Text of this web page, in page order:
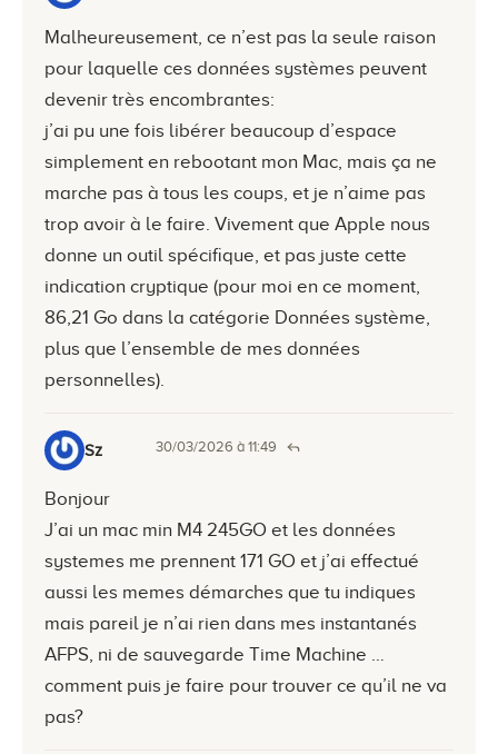
Malheureusement, ce n’est pas la seule raison
pour laquelle ces données systèmes peuvent
devenir très encombrantes:
j’ai pu une fois libérer beaucoup d’espace
simplement en rebootant mon Mac, mais ça ne
marche pas à tous les coups, et je n’aime pas
trop avoir à le faire. Vivement que Apple nous
donne un outil spécifique, et pas juste cette
indication cryptique (pour moi en ce moment,
86,21 Go dans la catégorie Données système,
plus que l’ensemble de mes données
personnelles).
Sz 30/03/2026 à 11:49
Bonjour
J’ai un mac min M4 245GO et les données
systemes me prennent 171 GO et j’ai effectué
aussi les memes démarches que tu indiques
mais pareil je n’ai rien dans mes instantanés
AFPS, ni de sauvegarde Time Machine …
comment puis je faire pour trouver ce qu’il ne va
pas?